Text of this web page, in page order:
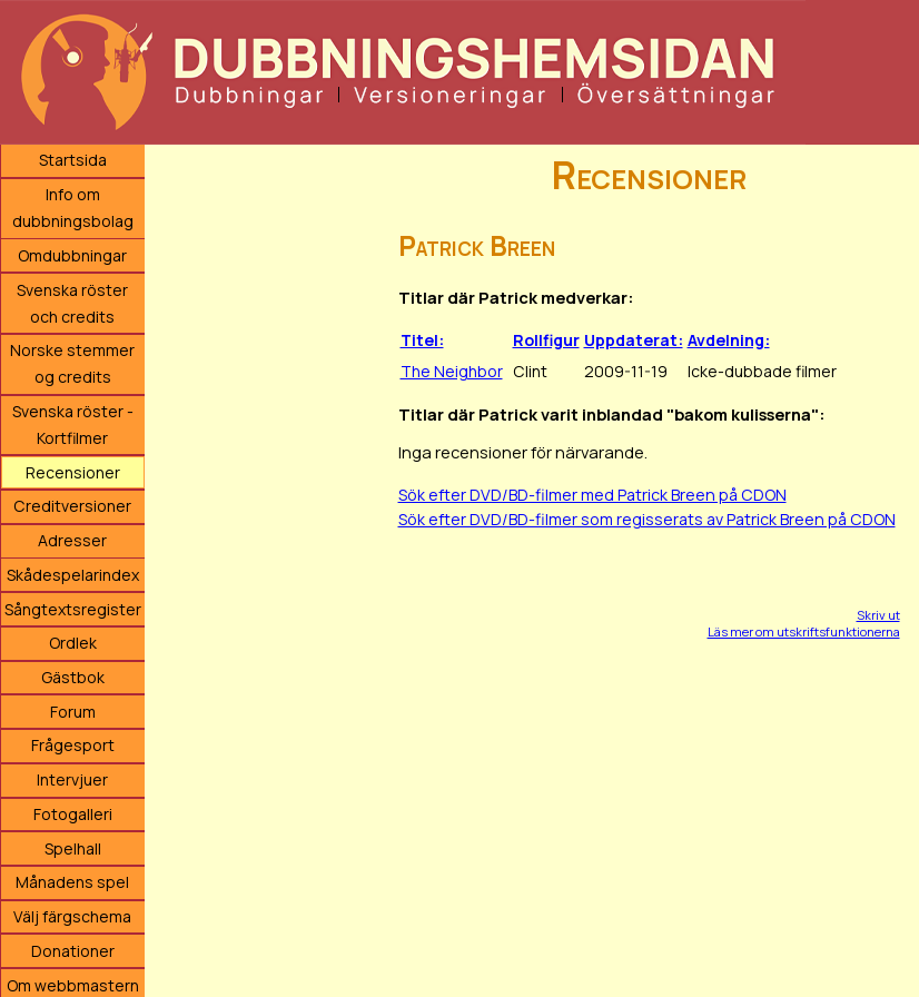
Startsida
Info om
dubbningsbolag
Omdubbningar
Svenska röster
och credits
Norske stemmer
og credits
Svenska röster -
Kortfilmer
Recensioner
Creditversioner
Adresser
Skådespelarindex
Sångtextsregister
Ordlek
Gästbok
Forum
Frågesport
Intervjuer
Fotogalleri
Spelhall
Månadens spel
Välj färgschema
Donationer
Om webbmastern
Recensioner
Patrick Breen
Titlar där Patrick medverkar:
Titel: Rollfigur Uppdaterat: Avdelning:
The Neighbor Clint 2009-11-19 Icke-dubbade filmer
Titlar där Patrick varit inblandad "bakom kulisserna":
Inga recensioner för närvarande.
Sök efter DVD/BD-filmer med Patrick Breen på CDON
Sök efter DVD/BD-filmer som regisserats av Patrick Breen på CDON
Skriv ut
Läs mer om utskriftsfunktionerna